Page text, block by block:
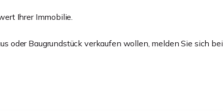
Ihrer Immobilie.
oder Baugrundstück verkaufen wollen, melden Sie sich bei